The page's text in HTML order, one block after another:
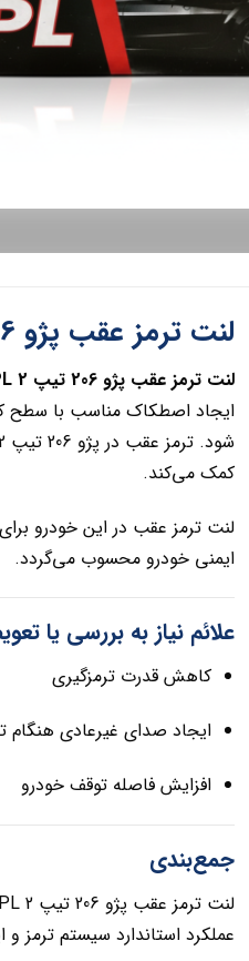
لنت ترمز عقب پژو 206 تیپ 2 SPL
لنت ترمز عقب پژو 206 تیپ 2 SPL
ایجاد اصطکاک مناسب با سطح
کمک می‌کند.
لنت ترمز عقب در این خودرو
ایمنی خودرو محسوب می‌گردد.
علائم نیاز به بررسی یا
کاهش قدرت ترمزگیری
ایجاد صدای غیرعادی هنگام
افزایش فاصله توقف خودرو
جمع‌بندی
عملکرد استاندارد سیستم ترمز